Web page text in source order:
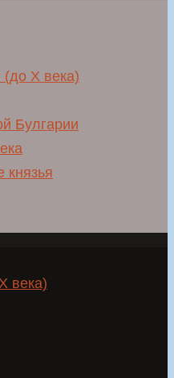
X века)
Булгарии
князья
века)